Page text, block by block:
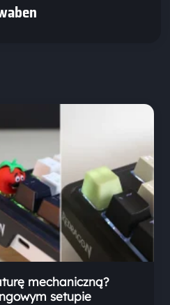
mechaniczną?
setupie